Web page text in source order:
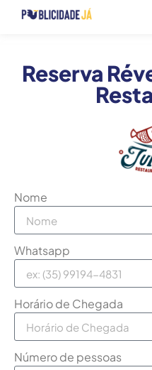
Reserva
Nome
Whatsapp
Horário de Chegada
Número de pessoas